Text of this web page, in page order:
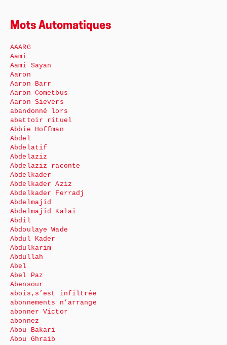
Mots Automatiques
AAARG
Aami
Aami Sayan
Aaron
Aaron Barr
Aaron Cometbus
Aaron Sievers
abandonné lors
abattoir rituel
Abbie Hoffman
Abdel
Abdelatif
Abdelaziz
Abdelaziz raconte
Abdelkader
Abdelkader Aziz
Abdelkader Ferradj
Abdelmajid
Abdelmajid Kalai
Abdil
Abdoulaye Wade
Abdul Kader
Abdulkarim
Abdullah
Abel
Abel Paz
Abensour
abois,s’est infiltrée
abonnements n’arrange
abonner Victor
abonnez
Abou Bakari
Abou Ghraib